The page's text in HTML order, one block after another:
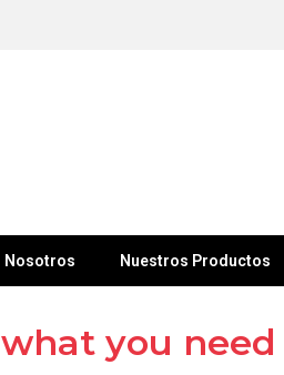
Nosotros Nuestros Productos
what you